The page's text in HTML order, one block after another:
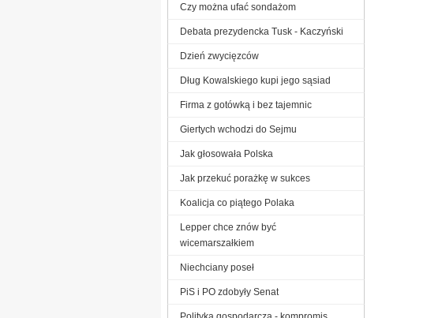
Czy można ufać sondażom
Debata prezydencka Tusk - Kaczyński
Dzień zwycięzców
Dług Kowalskiego kupi jego sąsiad
Firma z gotówką i bez tajemnic
Giertych wchodzi do Sejmu
Jak głosowała Polska
Jak przekuć porażkę w sukces
Koalicja co piątego Polaka
Lepper chce znów być
wicemarszałkiem
Niechciany poseł
PiS i PO zdobyły Senat